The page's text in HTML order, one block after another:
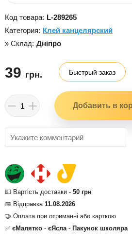
Код товара: L-289265
Категория: Клей канцелярский
» Склад: Дніпро
39 грн. Быстрый заказ
💵 Вартість доставки - 50 грн
📅 Відправка 11.08.2026
🤝 Оплата при отриманні або карткою
✅ єМалятко - єЯсла- Пакунок школяра